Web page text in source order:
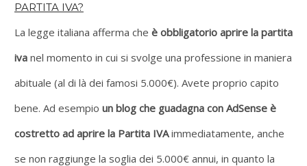
PARTITA IVA?
La legge italiana afferma che è obbligatorio aprire la partita
ivanel momento in cui si svolge una professione in maniera
abituale (al di là dei famosi 5.000€). Avete proprio capito
bene. Ad esempio un blog che guadagna con AdSense è
costretto ad aprire la Partita IVAimmediatamente, anche
se non raggiunge la soglia dei 5.000€ annui, in quanto la